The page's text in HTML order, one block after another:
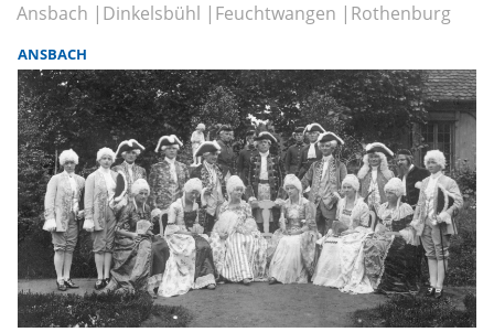
Ansbach Dinkelsbühl Feuchtwangen Rothenburg
ANSBACH